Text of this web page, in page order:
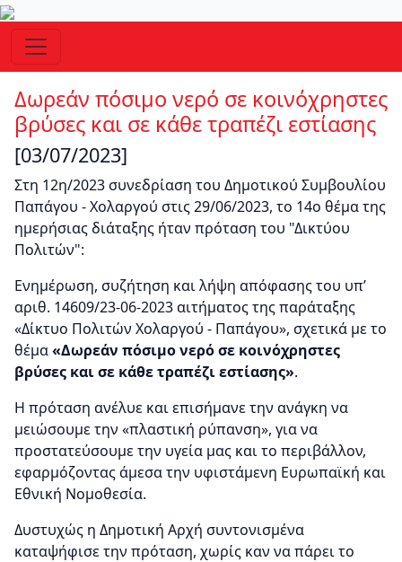
Δωρεάν πόσιμο νερό σε κοινόχρηστες
βρύσες και σε κάθε τραπέζι εστίασης
[03/07/2023]
Στη 12η/2023 συνεδρίαση του Δημοτικού Συμβουλίου
Παπάγου - Χολαργού στις 29/06/2023, το 14ο θέμα της
ημερήσιας διάταξης ήταν πρόταση του "Δικτύου
Πολιτών":
Ενημέρωση, συζήτηση και λήψη απόφασης του υπ’
αριθ. 14609/23-06-2023 αιτήματος της παράταξης
«Δίκτυο Πολιτών Χολαργού - Παπάγου», σχετικά με το
θέμα«Δωρεάν πόσιμο νερό σε κοινόχρηστες
βρύσες και σε κάθε τραπέζι εστίασης».
Η πρόταση ανέλυε και επισήμανε την ανάγκη να
μειώσουμε την «πλαστική ρύπανση», για να
προστατεύσουμε την υγεία μας και το περιβάλλον,
εφαρμόζοντας άμεσα την υφιστάμενη Ευρωπαϊκή και
Εθνική Νομοθεσία.
Δυστυχώς η Δημοτική Αρχή συντονισμένα
καταψήφισε την πρόταση, χωρίς καν να πάρει το